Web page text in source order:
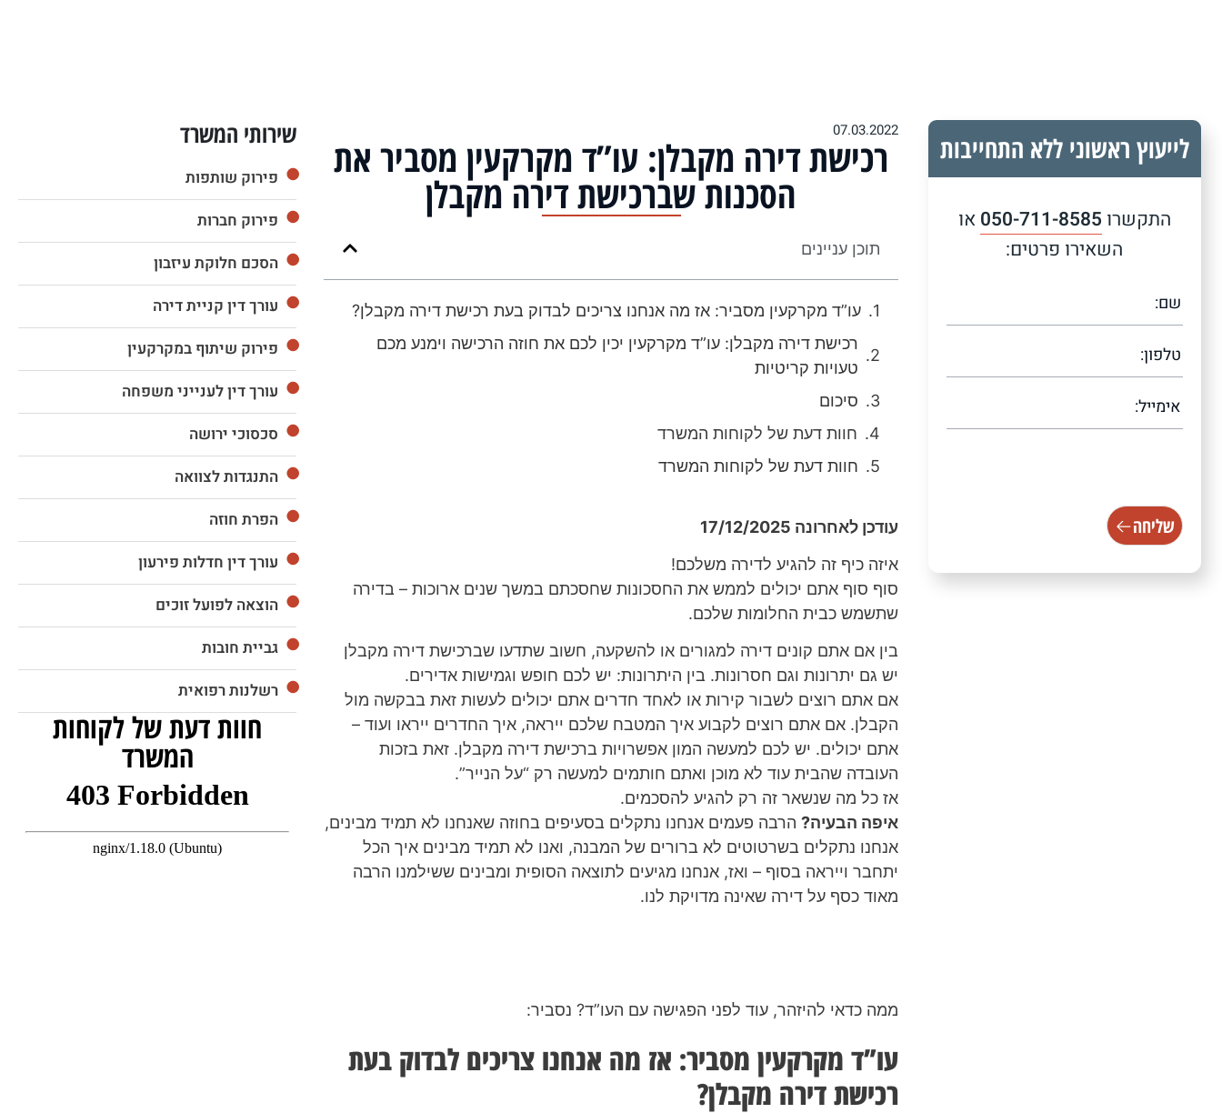
לייעוץ ראשוני ללא התחייבות
התקשרו 050-711-8585או
השאירו פרטים:
שליחה
07.03.2022
רכישת דירה מקבלן: עו”ד מקרקעין מסביר את
הסכנות שברכישת דירה מקבלן
תוכן עניינים
עו”ד מקרקעין מסביר: אז מה אנחנו צריכים לבדוק בעת רכישת דירה מקבלן?
רכישת דירה מקבלן: עו”ד מקרקעין יכין לכם את חוזה הרכישה וימנע מכם
טעויות קריטיות
סיכום
חוות דעת של לקוחות המשרד
חוות דעת של לקוחות המשרד
עודכן לאחרונה 17/12/2025
איזה כיף זה להגיע לדירה משלכם!
סוף סוף אתם יכולים לממש את החסכונות שחסכתם במשך שנים ארוכות – בדירה
שתשמש כבית החלומות שלכם.
בין אם אתם קונים דירה למגורים או להשקעה, חשוב שתדעו שברכישת דירה מקבלן
יש גם יתרונות וגם חסרונות. בין היתרונות: יש לכם חופש וגמישות אדירים.
אם אתם רוצים לשבור קירות או לאחד חדרים אתם יכולים לעשות זאת בבקשה מול
הקבלן. אם אתם רוצים לקבוע איך המטבח שלכם ייראה, איך החדרים ייראו ועוד –
אתם יכולים. יש לכם למעשה המון אפשרויות ברכישת דירה מקבלן. זאת בזכות
העובדה שהבית עוד לא מוכן ואתם חותמים למעשה רק “על הנייר”.
אז כל מה שנשאר זה רק להגיע להסכמים.
איפה הבעיה? הרבה פעמים אנחנו נתקלים בסעיפים בחוזה שאנחנו לא תמיד מבינים,
אנחנו נתקלים בשרטוטים לא ברורים של המבנה, ואנו לא תמיד מבינים איך הכל
יתחבר וייראה בסוף – ואז, אנחנו מגיעים לתוצאה הסופית ומבינים ששילמנו הרבה
מאוד כסף על דירה שאינה מדויקת לנו.
ממה כדאי להיזהר, עוד לפני הפגישה עם העו”ד? נסביר:
עו”ד מקרקעין מסביר: אז מה אנחנו צריכים לבדוק בעת
רכישת דירה מקבלן?
שירותי המשרד
פירוק שותפות
פירוק חברות
הסכם חלוקת עיזבון
עורך דין קניית דירה
פירוק שיתוף במקרקעין
עורך דין לענייני משפחה
סכסוכי ירושה
התנגדות לצוואה
הפרת חוזה
עורך דין חדלות פירעון
הוצאה לפועל זוכים
גביית חובות
רשלנות רפואית
חוות דעת של לקוחות
המשרד